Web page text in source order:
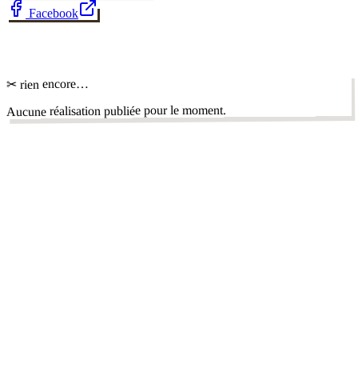
Facebook
✂ rien encore…
Aucune réalisation publiée pour le moment.